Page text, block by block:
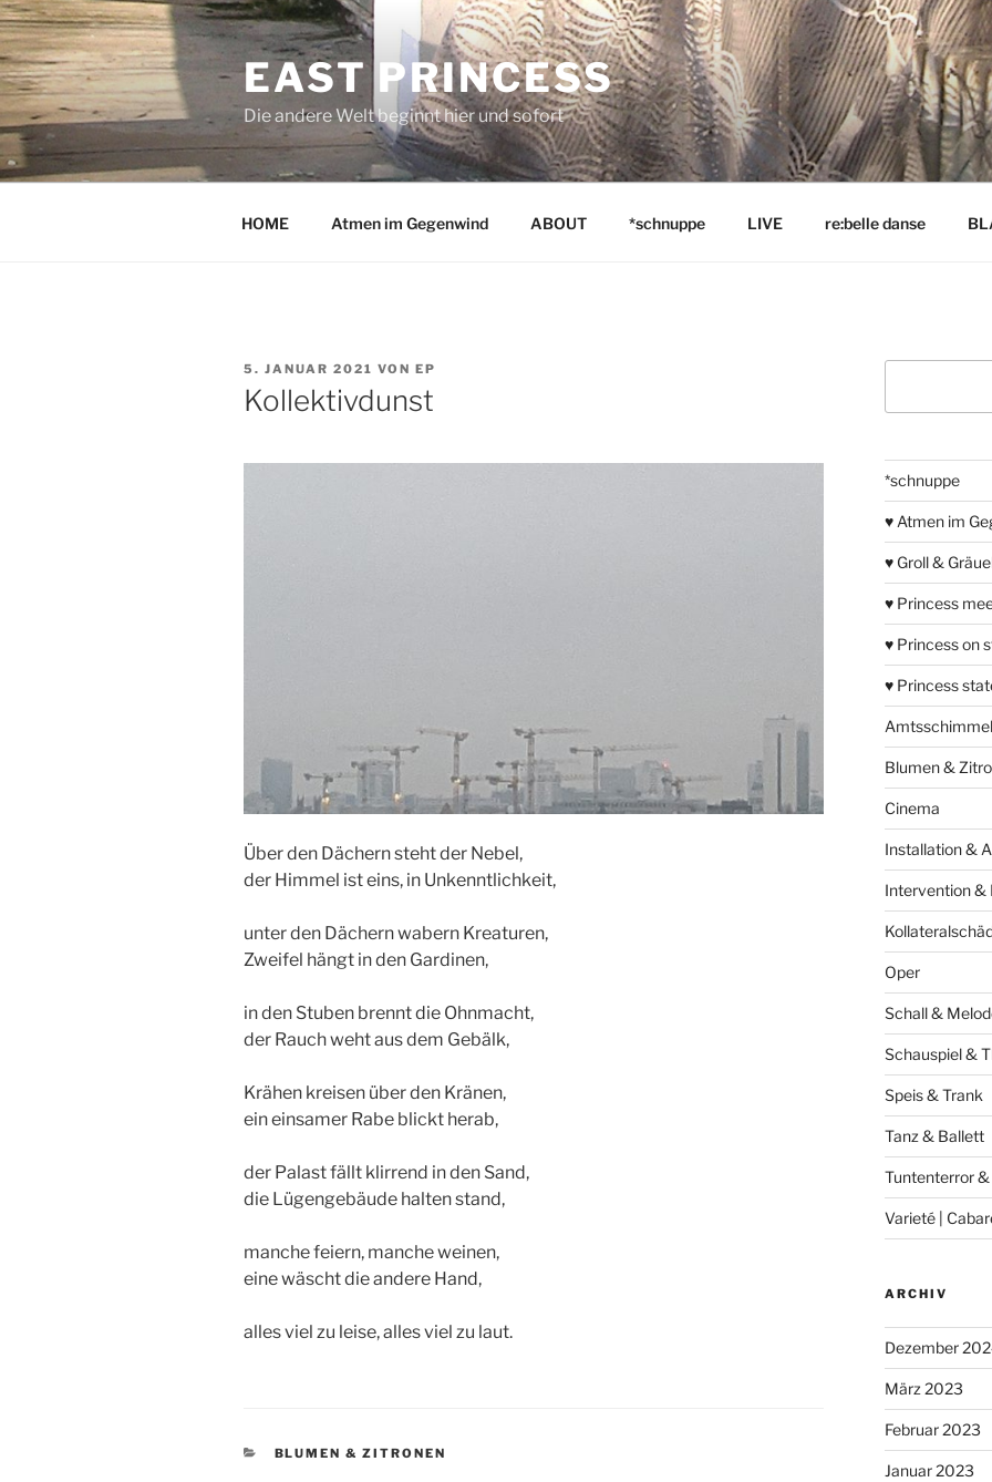
Zum
Inhalt
springen
EAST PRINCESS
Die andere Welt beginnt hier und sofort
HOME Atmen im Gegenwind ABOUT *schnuppe LIVE re:belle danse
VERÖFFENTLICHT
AM
5. JANUAR 2021 VON EP
Kollektivdunst
Über den Dächern steht der Nebel,
der Himmel ist eins, in Unkenntlichkeit,
unter den Dächern wabern Kreaturen,
Zweifel hängt in den Gardinen,
in den Stuben brennt die Ohnmacht,
der Rauch weht aus dem Gebälk,
Krähen kreisen über den Kränen,
ein einsamer Rabe blickt herab,
der Palast fällt klirrend in den Sand,
die Lügengebäude halten stand,
manche feiern, manche weinen,
eine wäscht die andere Hand,
alles viel zu leise, alles viel zu laut.
KATEGORIEN
BLUMEN & ZITRONEN
*schnuppe
♥ Atmen im
♥ Groll &
♥ Princess
♥ Princess on
♥ Princess
Amtsschimmel
Blumen &
Cinema
Installation &
Intervention &
Oper
Schall &
Schauspiel &
Speis & Trank
Tanz & Ballett
Tuntenterror &
Varieté |
ARCHIV
Dezember
März 2023
Februar 2023
Januar 2023